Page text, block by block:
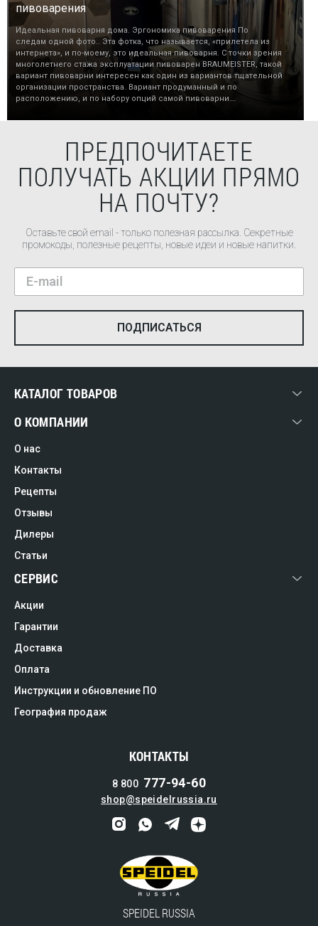
пивоварения
Идеальная пивоварня дома. Эргономика пивоварения По
следам одной фото.. Эта фотка, что называется, «прилетела из
интернета», и по-моему, это идеальная пивоварня. С точки зрения
многолетнего стажа эксплуатации пивоварен BRAUMEISTER, такой
вариант пивоварни интересен как один из вариантов тщательной
организации пространства. Вариант продуманный и по
расположению, и по набору опций самой пивоварни….
ПРЕДПОЧИТАЕТЕ
ПОЛУЧАТЬ АКЦИИ ПРЯМО
НА ПОЧТУ?
Оставьте свой email - только полезная рассылка. Секретные
промокоды, полезные рецепты, новые идеи и новые напитки.
КАТАЛОГ ТОВАРОВ
О КОМПАНИИ
О нас
Контакты
Рецепты
Отзывы
Дилеры
Статьи
СЕРВИС
Акции
Гарантии
Доставка
Оплата
Инструкции и обновление ПО
География продаж
КОНТАКТЫ
8 800 777-94-60
shop@speidelrussia.ru
SPEIDEL RUSSIA